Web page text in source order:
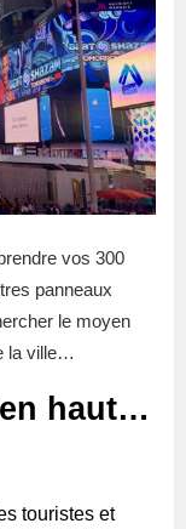
vos 300
panneaux
le moyen
la ville…
haut…
touristes et